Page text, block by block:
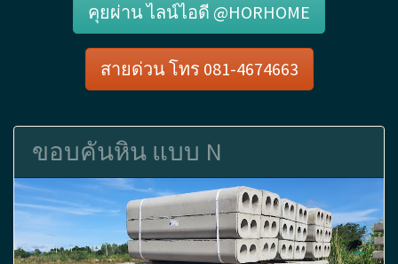
คุยผ่าน ไลน์ไอดี @HORHOME
สายด่วน โทร 081-4674663
ขอบคันหิน แบบ N